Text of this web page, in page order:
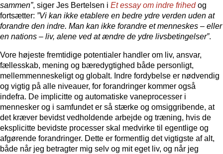
sammen”, siger Jes Bertelsen i Et essay om indre frihedog
fortsætter: ”Vi kan ikke etablere en bedre ydre verden uden at
forandre den indre. Man kan ikke forandre et menneskes – eller
en nations – liv, alene ved at ændre de ydre livsbetingelser”.
Vore højeste fremtidige potentialer handler om liv, ansvar,
fællesskab, mening og bæredygtighed både personligt,
mellemmenneskeligt og globalt. Indre fordybelse er nødvendig
og vigtig på alle niveauer, for forandringer kommer også
indefra. De implicitte og automatiske vaneprocesser i
mennesker og i samfundet er så stærke og omsiggribende, at
det kræver bevidst vedholdende arbejde og træning, hvis de
eksplicitte bevidste processer skal medvirke til egentlige og
afgørende forandringer. Dette er formentlig det vigtigste af alt,
både når jeg betragter mig selv og mit eget liv, og når jeg